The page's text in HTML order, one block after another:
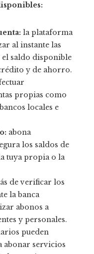
la plataforma
al instante las
el saldo disponible
y de ahorro.
propias como
locales e
abona
los saldos de
tuya propia o la
de verificar los
la banca
abonos a
y personales.
pueden
abonar servicios